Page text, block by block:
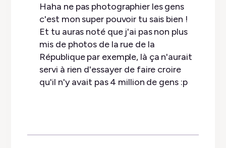
Haha ne pas photographier les gens
c'est mon super pouvoir tu sais bien !
Et tu auras noté que j'ai pas non plus
mis de photos de la rue de la
République par exemple, là ça n'aurait
servi à rien d'essayer de faire croire
qu'il n'y avait pas 4 million de gens :p